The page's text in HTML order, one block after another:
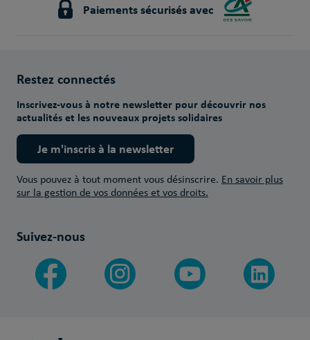
Paiements sécurisés avec
Restez connectés
Inscrivez-vous à notre newsletter pour découvrir nos
actualités et les nouveaux projets solidaires
Je m'inscris à la newsletter
Vous pouvez à tout moment vous désinscrire. En savoir plus
sur la gestion de vos données et vos droits.
Suivez-nous